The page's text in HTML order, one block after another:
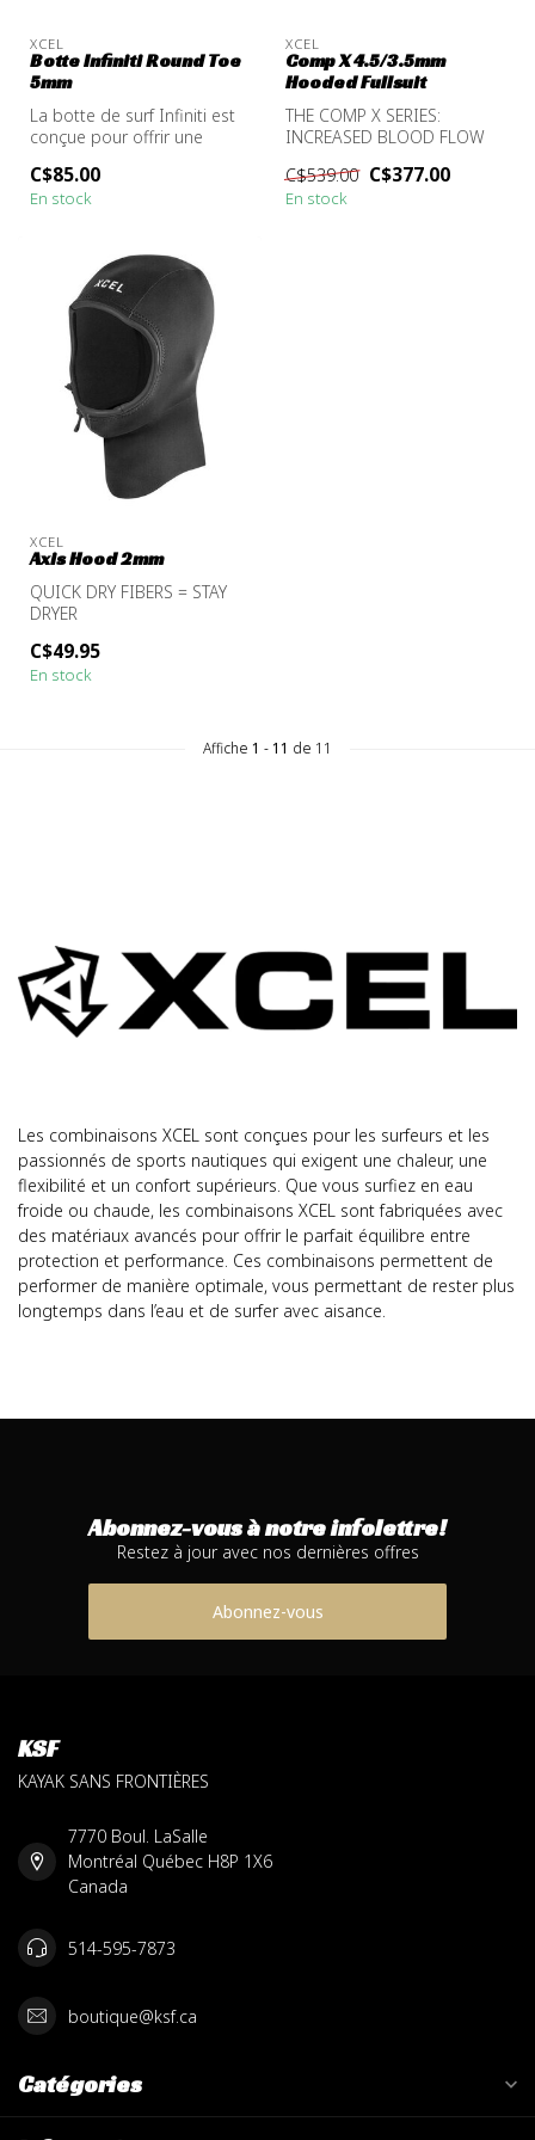
XCEL
Botte Infiniti Round Toe
5mm
La botte de surf Infiniti est
conçue pour offrir une
performances...
C$85.00
En stock
XCEL
Comp X 4.5/3.5mm
Hooded Fullsuit
THE COMP X SERIES:
INCREASED BLOOD FLOW
C$539.00 C$377.00
En stock
XCEL
Axis Hood 2mm
QUICK DRY FIBERS = STAY
DRYER
CONTOURED FIT
CINCH AND BARR...
C$49.95
En stock
Affiche 1 - 11 de 11
Les combinaisons XCEL sont conçues pour les surfeurs et les
passionnés de sports nautiques qui exigent une chaleur, une
flexibilité et un confort supérieurs. Que vous surfiez en eau
froide ou chaude, les combinaisons XCEL sont fabriquées avec
des matériaux avancés pour offrir le parfait équilibre entre
protection et performance. Ces combinaisons permettent de
performer de manière optimale, vous permettant de rester plus
longtemps dans l’eau et de surfer avec aisance.
Abonnez-vous à notre infolettre!
Restez à jour avec nos dernières offres
Abonnez-vous
KSF
KAYAK SANS FRONTIÈRES
7770 Boul. LaSalle
Montréal Québec H8P 1X6
Canada
514-595-7873
boutique@ksf.ca
Catégories